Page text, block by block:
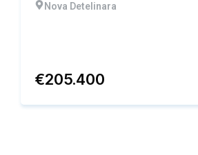
Nova Detelinara
€205.400